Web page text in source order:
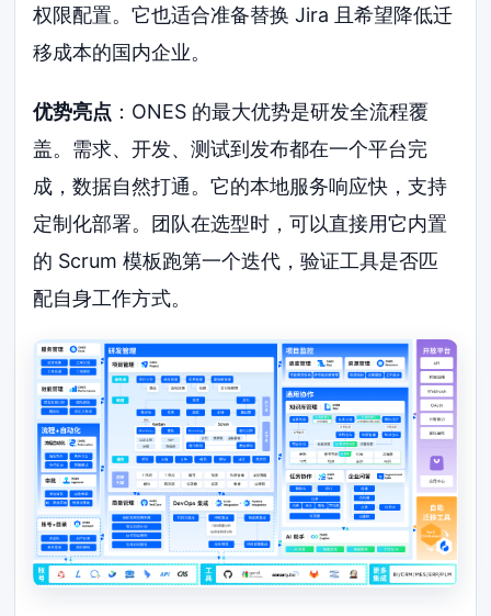
权限配置。它也适合准备替换 Jira 且希望降低迁
移成本的国内企业。
优势亮点 ：ONES 的最大优势是研发全流程覆
盖。需求、开发、测试到发布都在一个平台完
成，数据自然打通。它的本地服务响应快，支持
定制化部署。团队在选型时，可以直接用它内置
的 Scrum 模板跑第一个迭代，验证工具是否匹
配自身工作方式。